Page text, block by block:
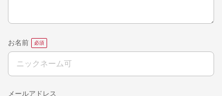
お名前
メールアドレス